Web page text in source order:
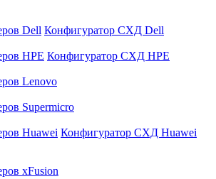
Dell Конфигуратор СХД Dell
HPE Конфигуратор СХД HPE
Lenovo
Supermicro
Huawei Конфигуратор СХД Huawei
xFusion